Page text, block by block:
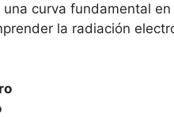
curva fundamental
la radiación